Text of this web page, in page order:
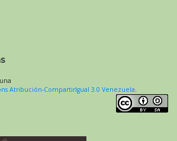
Atribución-CompartirIgual 3.0 Venezuela.